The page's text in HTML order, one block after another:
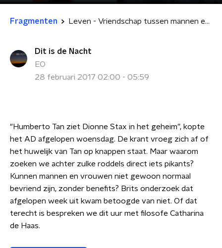
Fragmenten Leven - Vriendschap tussen mannen en vrouwen
Dit is de Nacht
EO
28 februari 2017 02:00 - 05:59
"Humberto Tan ziet Dionne Stax in het geheim”, kopte
het AD afgelopen woensdag. De krant vroeg zich af of
het huwelijk van Tan op knappen staat. Maar waarom
zoeken we achter zulke roddels direct iets pikants?
Kunnen mannen en vrouwen niet gewoon normaal
bevriend zijn, zonder benefits? Brits onderzoek dat
afgelopen week uit kwam betoogde van niet. Of dat
terecht is bespreken we dit uur met filosofe Catharina
de Haas.